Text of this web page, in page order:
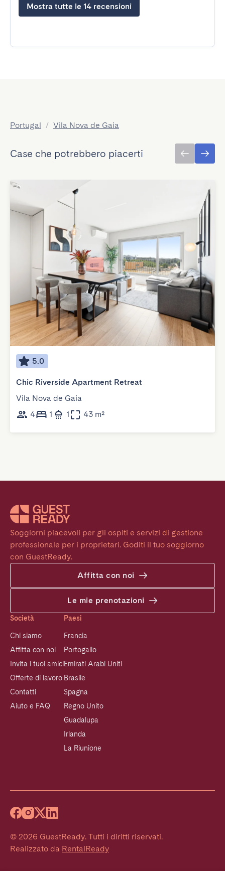
Mostra tutte le 14 recensioni
Portugal / Vila Nova de Gaia
Case che potrebbero piacerti
5.0
Chic Riverside Apartment Retreat
Vila Nova de Gaia
4
1 1 43 m²
Soggiorni piacevoli per gli ospiti e servizi di gestione
professionale per i proprietari. Goditi il tuo soggiorno
con GuestReady.
Affitta con noi
Le mie prenotazioni
Società
Chi siamo
Affitta con noi
Invita i tuoi amici
Offerte di lavoro
Contatti
Aiuto e FAQ
Paesi
Francia
Portogallo
Emirati Arabi Uniti
Brasile
Spagna
Regno Unito
Guadalupa
Irlanda
La Riunione
© 2026 GuestReady. Tutti i diritti riservati.
Realizzato da RentalReady